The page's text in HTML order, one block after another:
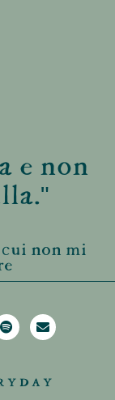
e non
non mi